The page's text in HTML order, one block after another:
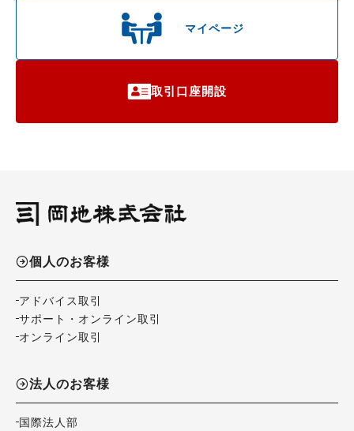
マイページ
取引口座開設
個人のお客様
アドバイス取引
サポート・オンライン取引
オンライン取引
法人のお客様
国際法人部